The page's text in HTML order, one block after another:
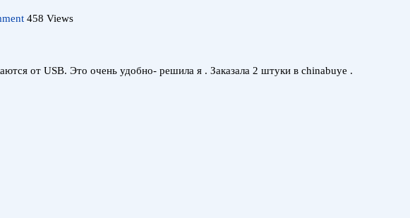
458 Views
от USB. Это очень удобно- решила я . Заказала 2 штуки в chinabuye .